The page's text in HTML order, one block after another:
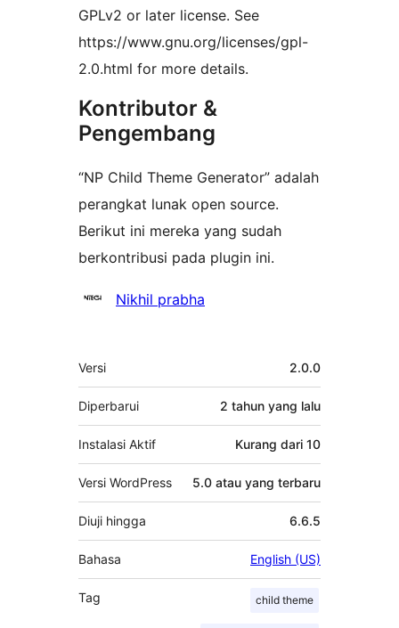
GPLv2 or later license. See
https://www.gnu.org/licenses/gpl-
2.0.html for more details.
Kontributor &
Pengembang
“NP Child Theme Generator” adalah
perangkat lunak open source.
Berikut ini mereka yang sudah
berkontribusi pada plugin ini.
KontributorNikhil prabha
Meta
Versi 2.0.0
Diperbarui 2 tahun yang lalu
Instalasi Aktif Kurang dari 10
Versi WordPress 5.0 atau yang terbaru
Diuji hingga 6.6.5
Bahasa English (US)
Tag child theme